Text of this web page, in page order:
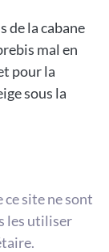
de la cabane
mal en
pour la
sous la
site ne sont
les utiliser